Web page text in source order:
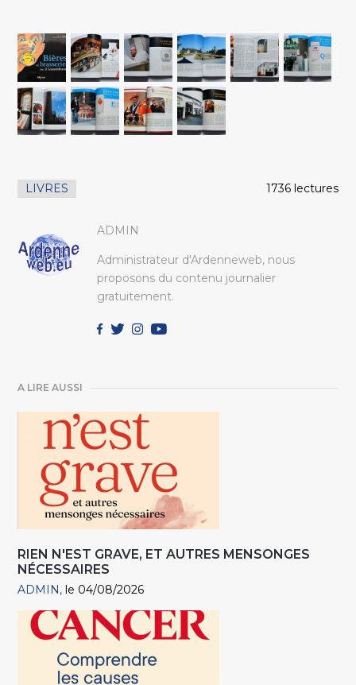
LIVRES 1736 lectures
ADMIN
Administrateur d'Ardenneweb, nous
proposons du contenu journalier
gratuitement.
A LIRE AUSSI
RIEN N'EST GRAVE, ET AUTRES MENSONGES
NÉCESSAIRES
ADMIN le 04/08/2026